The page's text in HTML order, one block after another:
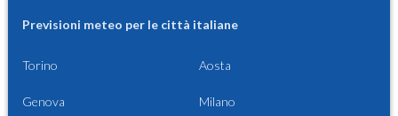
Previsioni meteo per le città italiane
Torino Aosta
Genova Milano